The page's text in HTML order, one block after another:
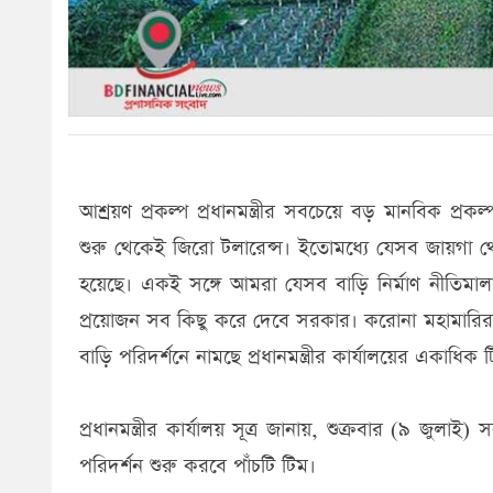
আশ্রয়ণ প্রকল্প প্রধানমন্ত্রীর সবচেয়ে বড় মানবিক
শুরু থেকেই জিরো টলারেন্স। ইতোমধ্যে যেসব জায়গা
হয়েছে। একই সঙ্গে আমরা যেসব বাড়ি নির্মাণ
প্রয়োজন সব কিছু করে দেবে সরকার। করোনা
বাড়ি পরিদর্শনে নামছে প্রধানমন্ত্রীর কার্যালয়ের একাধিক
প্রধানমন্ত্রীর কার্যালয় সূত্র জানায়, শুক্রবার (৯
পরিদর্শন শুরু করবে পাঁচটি টিম।